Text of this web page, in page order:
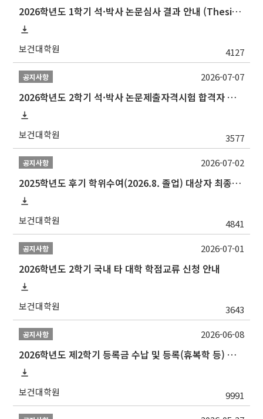
2026학년도 1학기 석·박사 논문심사 결과 안내 (Thesis Defense Result)
보건대학원 4127
공지사항
2026학년도 2학기 석·박사 논문제출자격시험 합격자 공고(TSQ Exam Result)
보건대학원 3577
2026-07-07
공지사항
2025학년도 후기 학위수여(2026.8. 졸업) 대상자 최종인준 논문 제출 안내
보건대학원 4841
2026-07-02
공지사항
2026학년도 2학기 국내 타 대학 학점교류 신청 안내
보건대학원 3643
2026-07-01
공지사항
2026학년도 제2학기 등록금 수납 및 등록(휴복학 등) 일정 안내
보건대학원 9991
2026-06-08